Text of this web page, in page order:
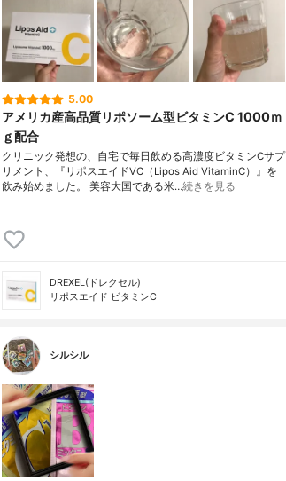
5.00
アメリカ産高品質リポソーム型ビタミンC 1000ｍ
ｇ配合
クリニック発想の、自宅で毎日飲める高濃度ビタミンCサプ
リメント、『リポスエイドVC（Lipos Aid VitaminC）』を
飲み始めました。 美容大国である米…続きを見る
DREXEL(ドレクセル)
リポスエイド ビタミンC
シルシル